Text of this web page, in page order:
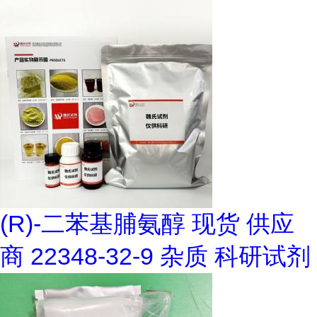
(R)-二苯基脯氨醇 现货 供应
商 22348-32-9 杂质 科研试剂